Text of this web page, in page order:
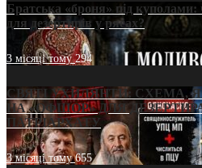
Братська «броня» під
для дезертирів у рясах?
3 місяці тому294
СВЯТІ УХИЛЯНТИ: СХЕМА,
НА «ОФШОР» ДЛЯ
ПАТРІАРХАТУ
3 місяці тому655